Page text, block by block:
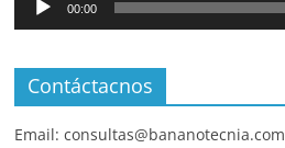
00:00
Contáctacnos
Email: consultas@bananotecnia.com